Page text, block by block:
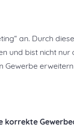
an. Durch
und bist nicht